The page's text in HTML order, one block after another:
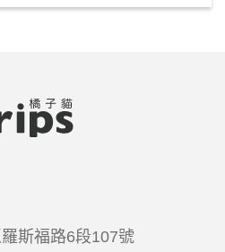
斯福路6段107號